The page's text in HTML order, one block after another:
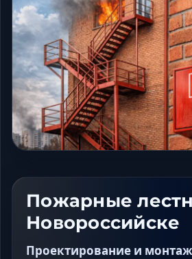
Пожарные
Новороссийске
Проектирование и монтаж